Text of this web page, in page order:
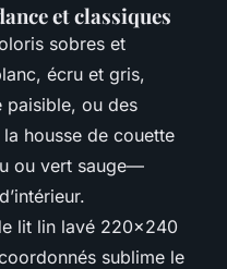
et classiques
sobres et
écru et gris,
paisible, ou des
housse de couette
ou vert sauge—
lit lin lavé 220x240
sublime le